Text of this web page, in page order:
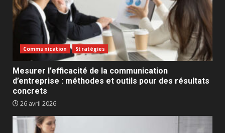
Communication Stratégies
Mesurer l’efficacité de la communication
d’entreprise : méthodes et outils pour des résultats
concrets
26 avril 2026